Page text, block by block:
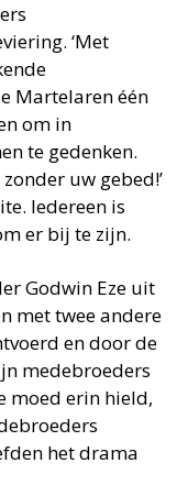
‘Met
Martelaren één
om in
te gedenken.
uw gebed!’
Iedereen is
er bij te zijn.
Godwin Eze uit
met twee andere
en door de
medebroeders
moed erin hield,
het drama